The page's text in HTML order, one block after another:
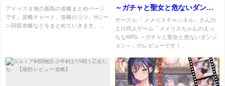
アドゥスタ海の孤島の攻略まとめページ
です。攻略チャート、攻略のコツ、Hシー
ン回収攻略などをまとめていきます。...
～ガチャと聖女と危ないダンジ
ョン～【感想/レビュー/攻略】
サークル「 メメリスチャンネル」さんの
エロ同人ゲーム「メメリスちゃんのえっ
ちなRPG ～ガチャと聖女と危ないダンジ
ョン～」のレビューです！...